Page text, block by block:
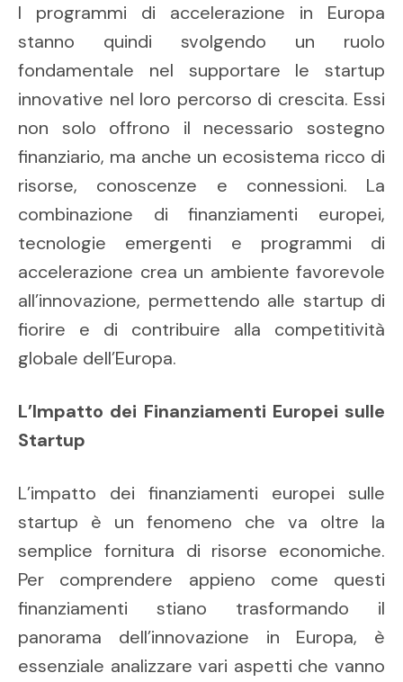
I programmi di accelerazione in Europa
stanno quindi svolgendo un ruolo
fondamentale nel supportare le startup
innovative nel loro percorso di crescita. Essi
non solo offrono il necessario sostegno
finanziario, ma anche un ecosistema ricco di
risorse, conoscenze e connessioni. La
combinazione di finanziamenti europei,
tecnologie emergenti e programmi di
accelerazione crea un ambiente favorevole
all’innovazione, permettendo alle startup di
fiorire e di contribuire alla competitività
globale dell’Europa.
L’Impatto dei Finanziamenti Europei sulle
Startup
L’impatto dei finanziamenti europei sulle
startup è un fenomeno che va oltre la
semplice fornitura di risorse economiche.
Per comprendere appieno come questi
finanziamenti stiano trasformando il
panorama dell’innovazione in Europa, è
essenziale analizzare vari aspetti che vanno